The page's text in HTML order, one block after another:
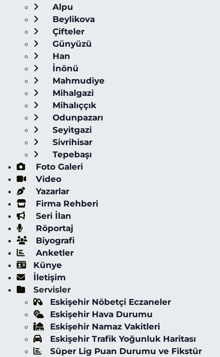
Alpu
Beylikova
Çifteler
Günyüzü
Han
İnönü
Mahmudiye
Mihalgazi
Mihalıççık
Odunpazarı
Seyitgazi
Sivrihisar
Tepebaşı
Foto Galeri
Video
Yazarlar
Firma Rehberi
Seri İlan
Röportaj
Biyografi
Anketler
Künye
İletişim
Servisler
Eskişehir Nöbetçi Eczaneler
Eskişehir Hava Durumu
Eskişehir Namaz Vakitleri
Eskişehir Trafik Yoğunluk Haritası
Süper Lig Puan Durumu ve Fikstür